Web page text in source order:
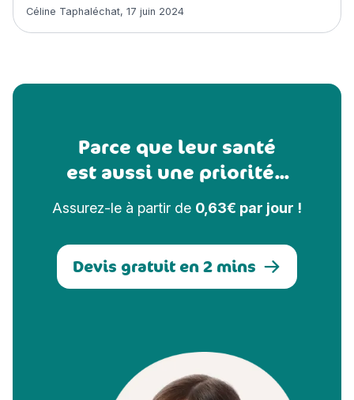
Article rédigé par
Céline Taphaléchat, 17 juin 2024
Parce que leur santé
est aussi une priorité...
Assurez-le à partir de 0,63€ par jour !
Devis gratuit en 2 mins